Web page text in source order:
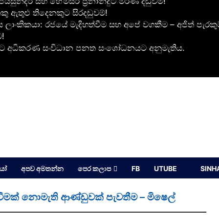
ඇතුළු තිදෙනකුට සිරදඬුවම්!
රජයේ මැදිහත්වීම සහ අපේ වගකීම – අජිත්
අධිකරණ සංවිධාන පනත සංශෝධනයට අනුමැතිය.
අපව අමතන්න පෙර කලාප FB UTUBE
නොමැති ආණ්ඩුවක් පැවතීම – මිෂෙල්